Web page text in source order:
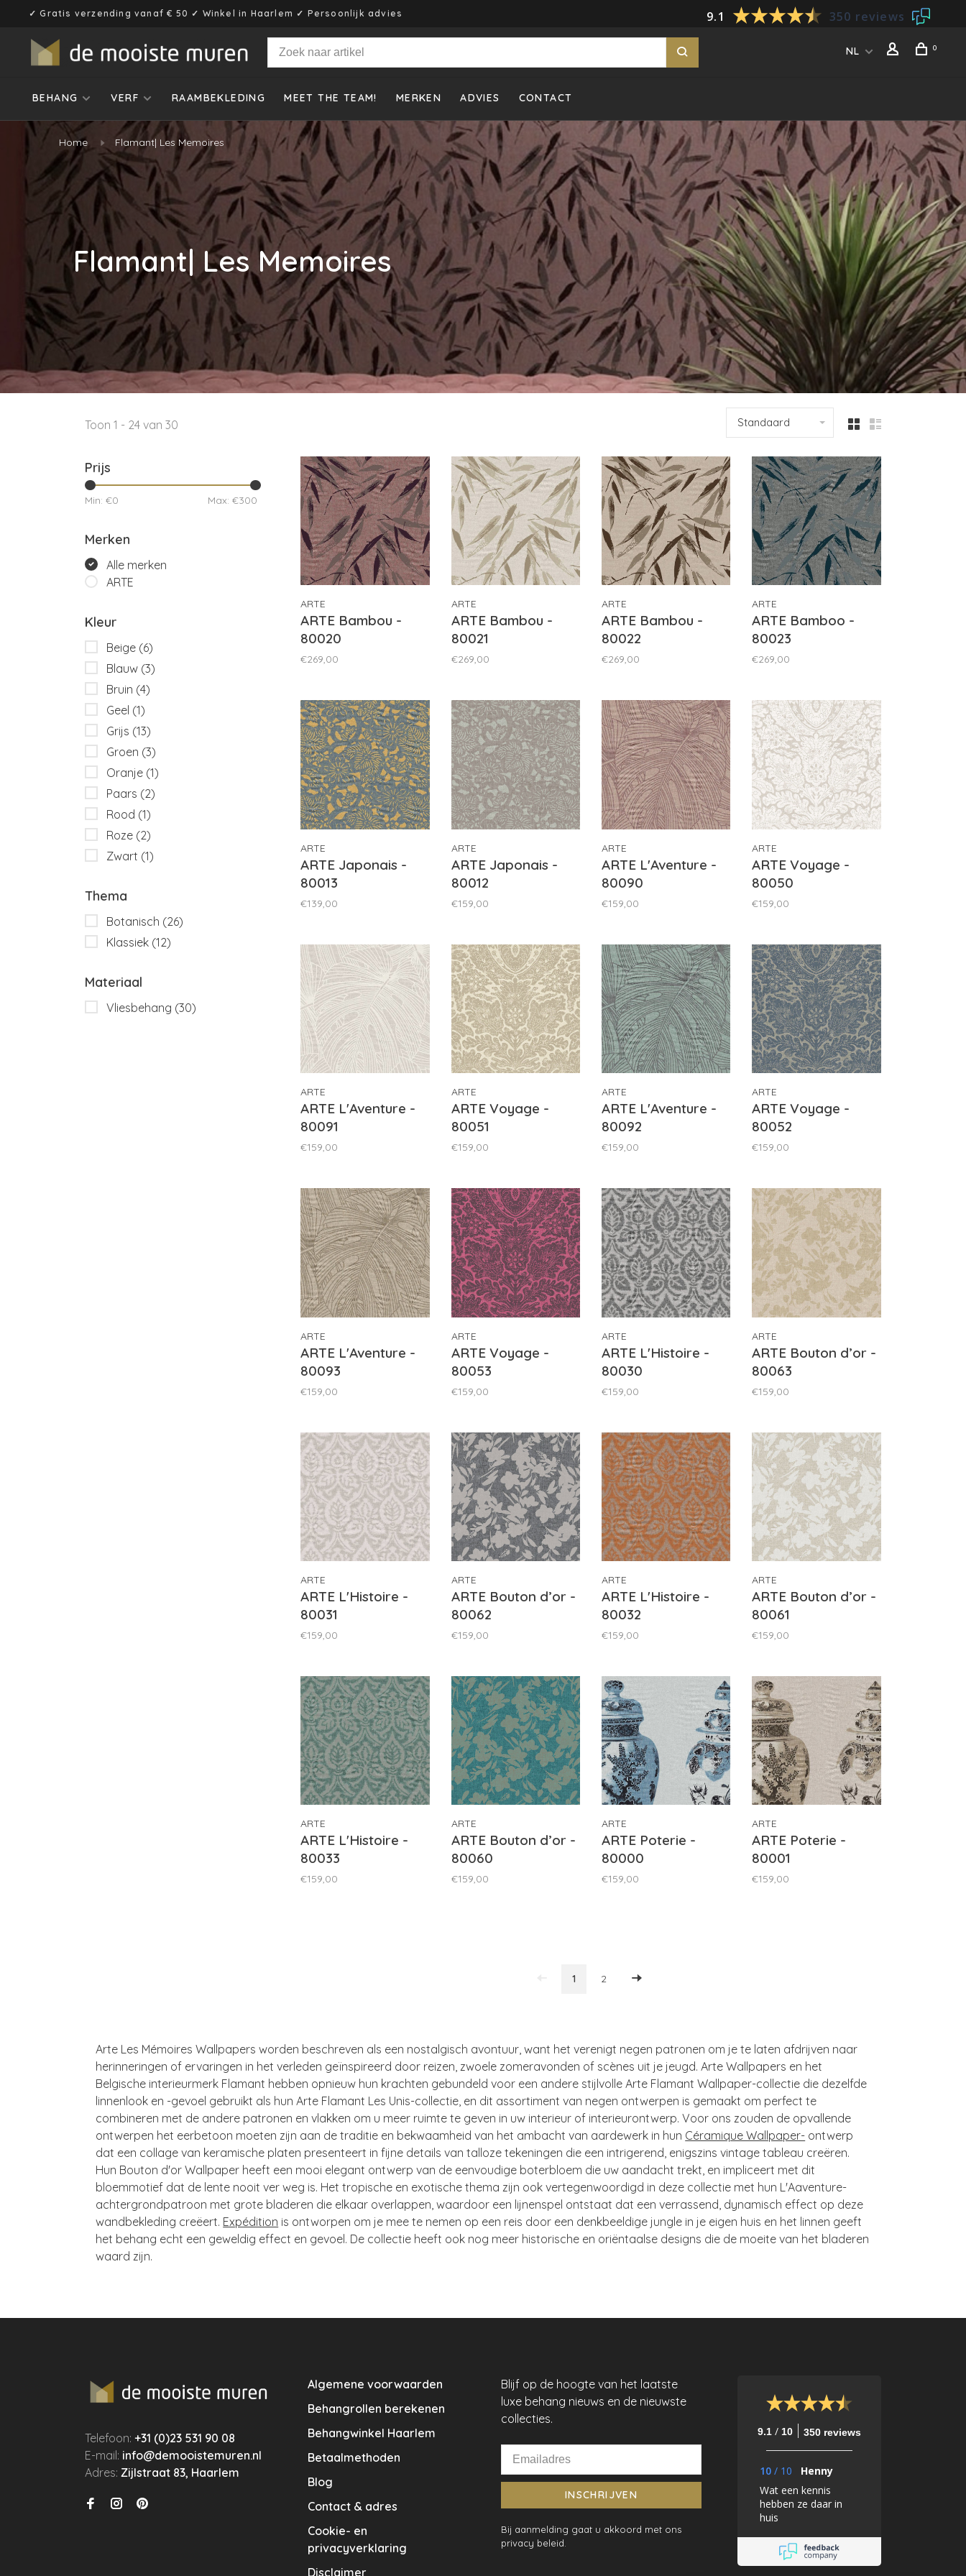
9.1 350 reviews
✓ Gratis verzending vanaf € 50 ✓ Winkel in Haarlem ✓ Persoonlijk advies
NL 0
BEHANG VERF RAAMBEKLEDING MEET THE TEAM! MERKEN ADVIES CONTACT
Home Flamant| Les Memoires
Flamant| Les Memoires
Toon 1 - 24 van 30 Standaard
Prijs
Min: €0 Max: €300
Merken
Alle merken
ARTE
Kleur
Beige (6)
Blauw (3)
Bruin (4)
Geel (1)
Grijs (13)
Groen (3)
Oranje (1)
Paars (2)
Rood (1)
Roze (2)
Zwart (1)
Thema
Botanisch (26)
Klassiek (12)
Materiaal
Vliesbehang (30)
ARTE
ARTE Bambou -
80020
€269,00
ARTE
ARTE Bambou -
80021
€269,00
ARTE
ARTE Bambou -
80022
€269,00
ARTE
ARTE Bamboo -
80023
€269,00
ARTE
ARTE Japonais -
80013
€139,00
ARTE
ARTE Japonais -
80012
€159,00
ARTE
ARTE L'Aventure -
80090
€159,00
ARTE
ARTE Voyage -
80050
€159,00
ARTE
ARTE L'Aventure -
80091
€159,00
ARTE
ARTE Voyage -
80051
€159,00
ARTE
ARTE L'Aventure -
80092
€159,00
ARTE
ARTE Voyage -
80052
€159,00
ARTE
ARTE L'Aventure -
80093
€159,00
ARTE
ARTE Voyage -
80053
€159,00
ARTE
ARTE L'Histoire -
80030
€159,00
ARTE
ARTE Bouton d’or -
80063
€159,00
ARTE
ARTE L'Histoire -
80031
€159,00
ARTE
ARTE Bouton d’or -
80062
€159,00
ARTE
ARTE L'Histoire -
80032
€159,00
ARTE
ARTE Bouton d’or -
80061
€159,00
ARTE
ARTE L'Histoire -
80033
€159,00
ARTE
ARTE Bouton d’or -
80060
€159,00
ARTE
ARTE Poterie -
80000
€159,00
ARTE
ARTE Poterie -
80001
€159,00
1 2
Arte Les Mémoires Wallpapers worden beschreven als een nostalgisch avontuur, want het verenigt negen patronen om je te laten afdrijven naar
herinneringen of ervaringen in het verleden geïnspireerd door reizen, zwoele zomeravonden of scènes uit je jeugd. Arte Wallpapers en het
Belgische interieurmerk Flamant hebben opnieuw hun krachten gebundeld voor een andere stijlvolle Arte Flamant Wallpaper-collectie die dezelfde
linnenlook en -gevoel gebruikt als hun Arte Flamant Les Unis-collectie, en dit assortiment van negen ontwerpen is gemaakt om perfect te
combineren met de andere patronen en vlakken om u meer ruimte te geven in uw interieur of interieurontwerp. Voor ons zouden de opvallende
ontwerpen het eerbetoon moeten zijn aan de traditie en bekwaamheid van het ambacht van aardewerk in hun Céramique Wallpaper- ontwerp
dat een collage van keramische platen presenteert in fijne details van talloze tekeningen die een intrigerend, enigszins vintage tableau creëren.
Hun Bouton d'or Wallpaper heeft een mooi elegant ontwerp van de eenvoudige boterbloem die uw aandacht trekt, en impliceert met dit
bloemmotief dat de lente nooit ver weg is. Het tropische en exotische thema zijn ook vertegenwoordigd in deze collectie met hun L'Aaventure-
achtergrondpatroon met grote bladeren die elkaar overlappen, waardoor een lijnenspel ontstaat dat een verrassend, dynamisch effect op deze
wandbekleding creëert. Expédition is ontworpen om je mee te nemen op een reis door een denkbeeldige jungle in je eigen huis en het linnen geeft
het behang echt een geweldig effect en gevoel. De collectie heeft ook nog meer historische en oriëntaalse designs die de moeite van het bladeren
waard zijn.
Telefoon:+31 (0)23 531 90 08
E-mail: info@demooistemuren.nl
Adres:Zijlstraat 83, Haarlem
Algemene voorwaarden
Behangrollen berekenen
Behangwinkel Haarlem
Betaalmethoden
Blog
Contact & adres
Cookie- en
privacyverklaring
Disclaimer
Blijf op de hoogte van het laatste
luxe behang nieuws en de nieuwste
collecties.
INSCHRIJVEN
Bij aanmelding gaat u akkoord met ons
privacy beleid.
9.1 / 10 350 reviews
10 / 10
Henny
Wat een kennis
hebben ze daar in
huis